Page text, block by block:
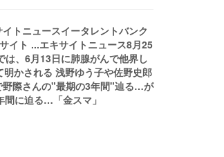
トニュースイータレントバンク
イト ...エキサイトニュース8月25
、6月13日に肺腺がんで他界し
かされる 浅野ゆう子や佐野史郎
野際さんの"最期の3年間"辿る…が
に迫る…「金スマ」